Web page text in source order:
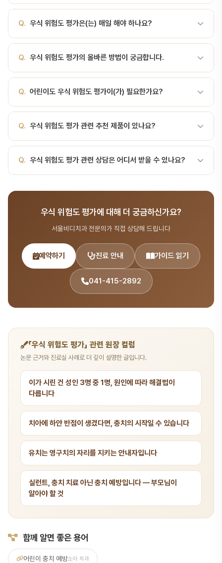
발생 위험을 다각도로 분석해 맞춤형 예방 전략을 세우는 진단법입니
다. 우식 위험도 평가(Caries Risk Assessment)는 환자의 충치 발
생 위험을 다각도로 분석해 맞춤형 예방 전략을 세우는 진단법입니다.
가능성이 얼마인가"를 평가합니다.왜 필요한가?같은 어금니 우식 환
자라도 어떤 사람은 평생 충치가 없고, 어떤 사람은 6개월마다 새 충
요인설명병력최근 3년간 충치 개수, 신규 충치방사선인접면 우식, 초
기 우식 흔적구강 환경플라크 양, 잇몸 출혈, 침 분비량식이 습관당 함
약, 불소 도포의학적 상태구…
Q. 우식 위험도 평가은(는) 매일 해야 하나요?
발생 위험을 다각도로 분석해 맞춤형 예방 전략을 세우는 진단법입니
다. 올바른 구강 관리는 치아 건강의 기본입니다. 매일 꾸준히 실천하
면 충치와 잇몸 질환을 효과적으로 예방할 수 있습니다.
Q. 우식 위험도 평가의 올바른 방법이 궁금합니다.
수 있습니다. 서울비디치과에서는 정기 검진 시 환자 맞춤 구강 관리
법을 교육해 드립니다.
Q. 어린이도 우식 위험도 평가이(가) 필요한가요?
소아치과에서는 어린이 눈높이에 맞는 구강 관리 교육을 제공합니다.
Q. 우식 위험도 평가 관련 추천 제품이 있나요?
담당 의사에게 문의하시면 맞춤 추천을 받으실 수 있습니다.
Q. 우식 위험도 평가 관련 상담은 어디서 받을 수 있나요?
041-415-2892 또는 온라인 예약(bdbddc.com/reservation)
으로 상담을 받으실 수 있습니다.
우식 위험도 평가에 대해 더 궁금하신가요?
서울비디치과 전문의가 직접 상담해 드립니다
예약하기 진료 안내 가이드 읽기
041-415-2892
「우식 위험도 평가」 관련 원장 컬럼
논문 근거와 진료실 사례로 더 깊이 설명한 글입니다.
이가 시린 건 성인 3명 중 1명, 원인에 따라 해결법이
다릅니다
치아에 하얀 반점이 생겼다면, 충치의 시작일 수 있습니다
유치는 영구치의 자리를 지키는 안내자입니다
실런트, 충치 치료 아닌 충치 예방입니다 — 부모님이
알아야 할 것
함께 알면 좋은 용어
어린이 충치 예방소아 치과